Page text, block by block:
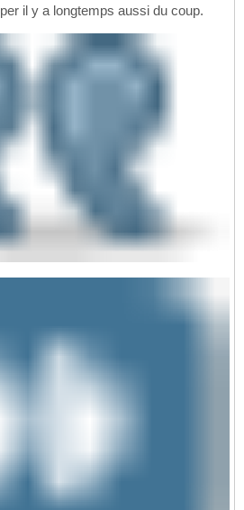
il y a longtemps aussi du coup.